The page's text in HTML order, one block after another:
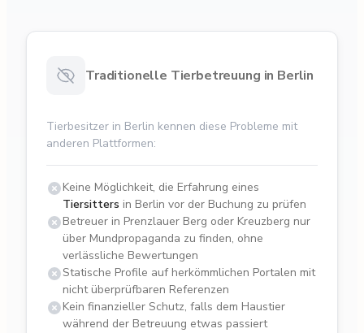
Traditionelle Tierbetreuung in Berlin
Tierbesitzer in Berlin kennen diese Probleme mit
anderen Plattformen:
Keine Möglichkeit, die Erfahrung eines
Tiersitters in Berlin vor der Buchung zu prüfen
Betreuer in Prenzlauer Berg oder Kreuzberg nur
über Mundpropaganda zu finden, ohne
verlässliche Bewertungen
Statische Profile auf herkömmlichen Portalen mit
nicht überprüfbaren Referenzen
Kein finanzieller Schutz, falls dem Haustier
während der Betreuung etwas passiert